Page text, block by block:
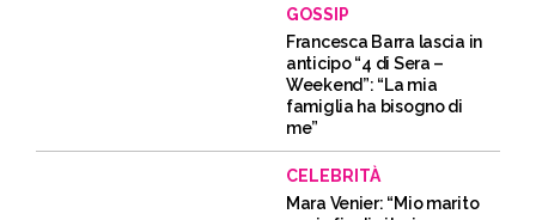
GOSSIP
Francesca Barra lascia in
anticipo “4 di Sera –
Weekend”: “La mia
famiglia ha bisogno di
me”
CELEBRITÀ
Mara Venier: “Mio marito